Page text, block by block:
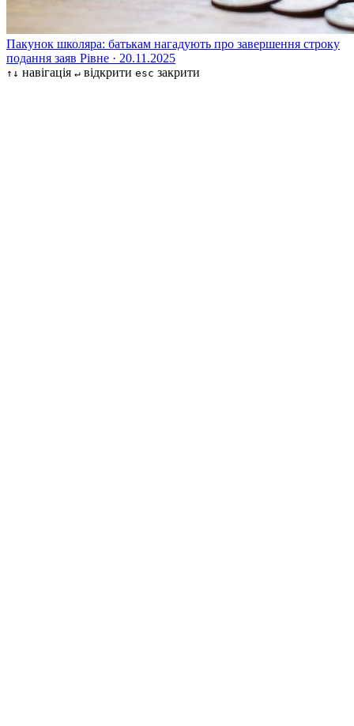
Пакунок школяра: батькам нагадують про завершення строку
подання заяв Рівне · 20.11.2025
↑↓ навігація ↵ відкрити esc закрити